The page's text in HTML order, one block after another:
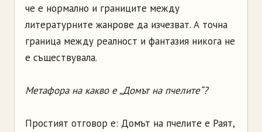
че е нормално и границите между
литературните жанрове да изчезват. А точна
граница между реалност и фантазия никога не
е съществувала.
Метафора на какво е „Домът на пчелите“?
Простият отговор е: Домът на пчелите е Раят,